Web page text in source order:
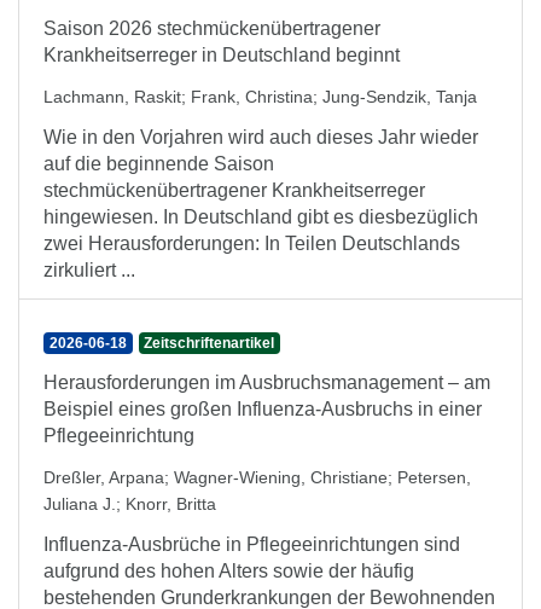
Saison 2026 stechmückenübertragener
Krankheitserreger in Deutschland beginnt
Lachmann, Raskit; Frank, Christina; Jung-Sendzik, Tanja
Wie in den Vorjahren wird auch dieses Jahr wieder
auf die beginnende Saison
stechmückenübertragener Krankheitserreger
hingewiesen. In Deutschland gibt es diesbezüglich
zwei Herausforderungen: In Teilen Deutschlands
zirkuliert ...
2026-06-18 Zeitschriftenartikel
Herausforderungen im Ausbruchsmanagement – am
Beispiel eines großen Influenza-Ausbruchs in einer
Pflegeeinrichtung
Dreßler, Arpana; Wagner-Wiening, Christiane; Petersen,
Juliana J. ; Knorr, Britta
Influenza-Ausbrüche in Pflegeeinrichtungen sind
aufgrund des hohen Alters sowie der häufig
bestehenden Grunderkrankungen der Bewohnenden